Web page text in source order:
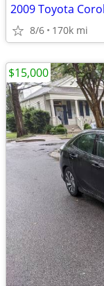
8/6 170k mi
$15,000